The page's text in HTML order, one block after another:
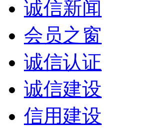
诚信新闻
会员之窗
诚信认证
诚信建设
信用建设